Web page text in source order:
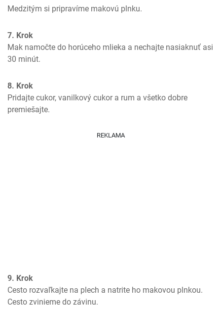
Medzitým si pripravíme makovú plnku.
7. Krok
Mak namočte do horúceho mlieka a nechajte nasiaknuť asi
30 minút.
8. Krok
Pridajte cukor, vanilkový cukor a rum a všetko dobre
premiešajte.
REKLAMA
9. Krok
Cesto rozvaľkajte na plech a natrite ho makovou plnkou.
Cesto zvinieme do závinu.